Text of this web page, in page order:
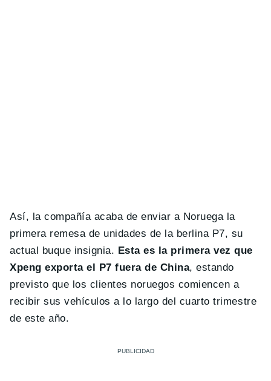
Así, la compañía acaba de enviar a Noruega la
primera remesa de unidades de la berlina P7, su
actual buque insignia. Esta es la primera vez que
Xpeng exporta el P7 fuera de China, estando
previsto que los clientes noruegos comiencen a
recibir sus vehículos a lo largo del cuarto trimestre
de este año.